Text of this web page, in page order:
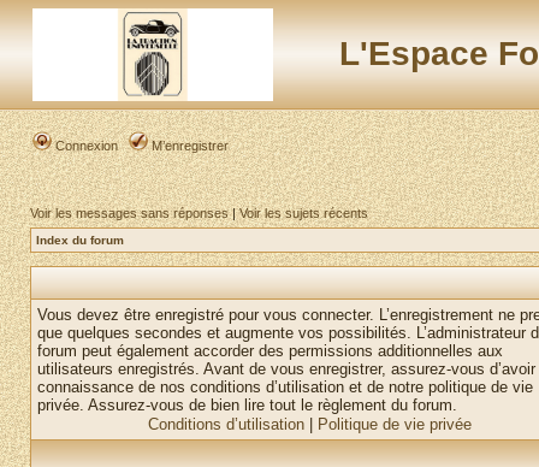
L'Espace
Connexion M’enregistrer
Voir les messages sans réponses|Voir les sujets récents
Index du forum
Vous devez être enregistré pour vous connecter. L’enregistrement ne
que quelques secondes et augmente vos possibilités. L’administrateur
forum peut également accorder des permissions additionnelles aux
utilisateurs enregistrés. Avant de vous enregistrer, assurez-vous
connaissance de nos conditions d’utilisation et de notre politique de vie
privée. Assurez-vous de bien lire tout le règlement du forum.
Conditions d’utilisation
Politique de vie privée